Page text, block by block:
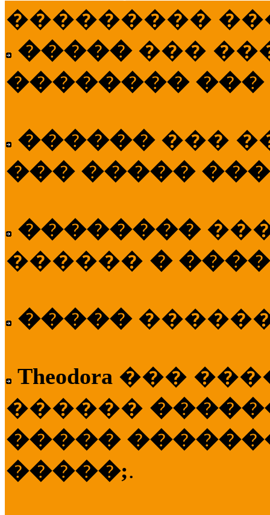
���������
����� ���
�������� ���
������ ���
��� �����
��������
������ �
�����
Theodora ���
������
�����
�����;.